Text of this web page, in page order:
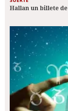
Hallan un billete